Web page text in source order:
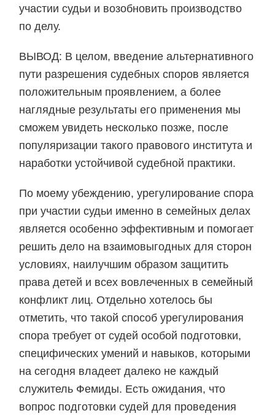
участии судьи и возобновить производство
по делу.
ВЫВОД: В целом, введение альтернативного
пути разрешения судебных споров является
положительным проявлением, а более
наглядные результаты его применения мы
сможем увидеть несколько позже, после
популяризации такого правового института и
наработки устойчивой судебной практики.
По моему убеждению, урегулирование спора
при участии судьи именно в семейных делах
является особенно эффективным и помогает
решить дело на взаимовыгодных для сторон
условиях, наилучшим образом защитить
права детей и всех вовлеченных в семейный
конфликт лиц. Отдельно хотелось бы
отметить, что такой способ урегулирования
спора требует от судей особой подготовки,
специфических умений и навыков, которыми
на сегодня владеет далеко не каждый
служитель Фемиды. Есть ожидания, что
вопрос подготовки судей для проведения